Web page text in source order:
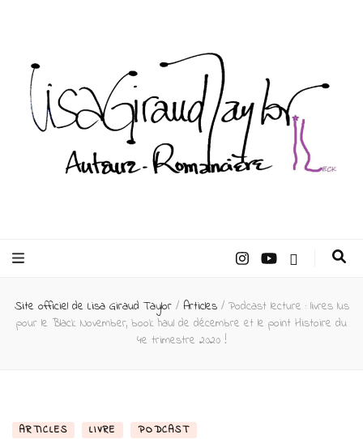
Taylor –
Auteur
Site officiel de Lisa Giraud Taylor / Articles / Podcast lecture : livres lus
pour le Black November, book haul de décembre et le point Histoire du
4e trimestre 2020 !
ARTICLES LIVRE PODCAST